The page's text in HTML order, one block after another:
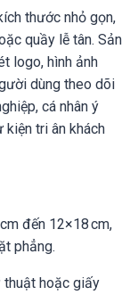
thước nhỏ gọn,
quầy lễ tân. Sản
logo, hình ảnh
dùng theo dõi
cá nhân ý
tri ân khách
đến 12×18 cm,
phẳng.
thuật hoặc giấy